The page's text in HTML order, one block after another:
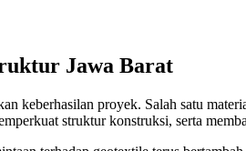
Jawa Barat
keberhasilan proyek. Salah satu
struktur konstruksi, serta